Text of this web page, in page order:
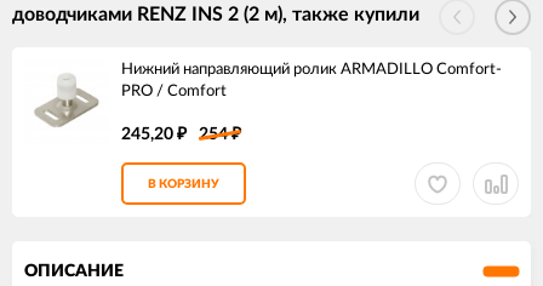
доводчиками RENZ INS 2 (2 м), также купили
Нижний направляющий ролик ARMADILLO Comfort-
PRO / Comfort
245,20 ₽ 254₽
В КОРЗИНУ
ОПИСАНИЕ